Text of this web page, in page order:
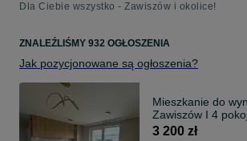
Dla Ciebie wszystko - Zawiszów i okolice!
ZNALEŹLIŚMY 932 OGŁOSZENIA
Jak pozycjonowane są ogłoszenia?
Mieszkanie do
Zawiszów I 4
NOWE
3 200 zł